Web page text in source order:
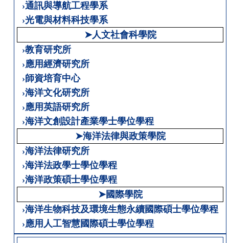
›通訊與導航工程學系
›光電與材料科技學系
➤人文社會科學院
›教育研究所
›應用經濟研究所
›師資培育中心
›海洋文化研究所
›應用英語研究所
›海洋文創設計產業學士學位學程
➤海洋法律與政策學院
›海洋法律研究所
›海洋法政學士學位學程
›海洋政策碩士學位學程
➤國際學院
›海洋生物科技及環境生態永續國際碩士學位學程
›應用人工智慧國際碩士學位學程